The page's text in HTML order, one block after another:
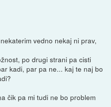
vedno nekaj ni prav,
po drugi strani pa cisti
kadi, par pa ne... kaj te naj bo
čik pa mi tudi ne bo problem